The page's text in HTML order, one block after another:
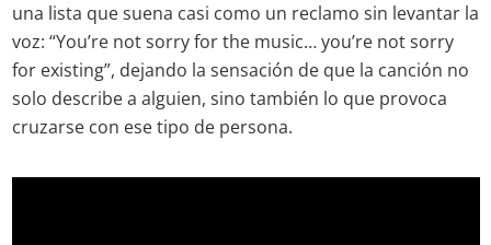
una lista que suena casi como un reclamo sin levantar la
voz: “You’re not sorry for the music… you’re not sorry
for existing”, dejando la sensación de que la canción no
solo describe a alguien, sino también lo que provoca
cruzarse con ese tipo de persona.